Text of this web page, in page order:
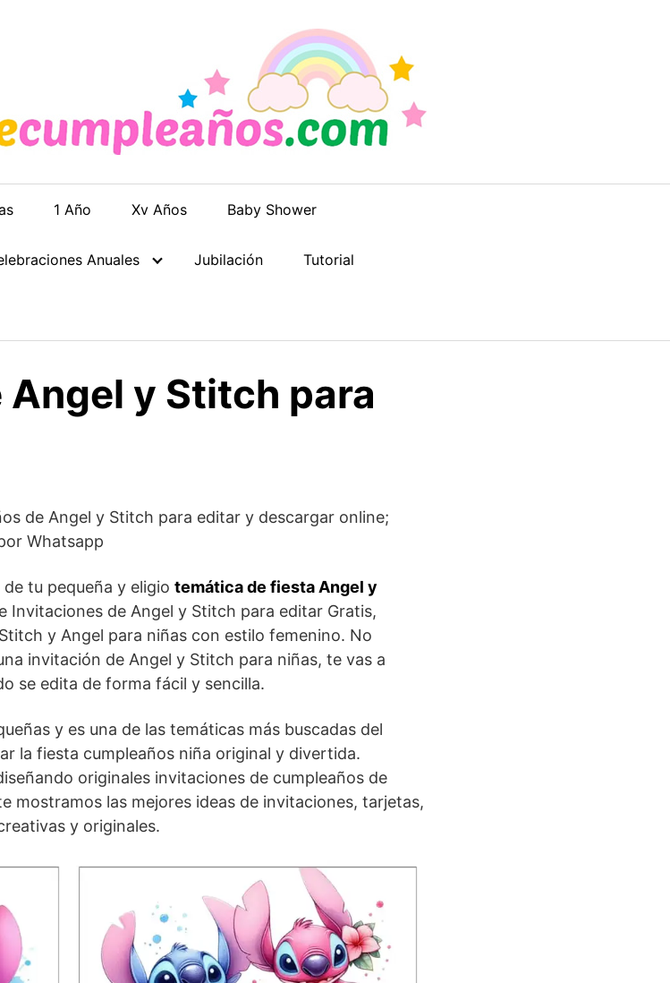
1 Año Xv Años Baby Shower
Anuales Jubilación Tutorial
y Stitch para
de Angel y Stitch para editar y descargar online;
Whatsapp
tu pequeña y eligio temática de fiesta Angel y
Invitaciones de Angel y Stitch para editar Gratis,
y Angel para niñas con estilo femenino. No
invitación de Angel y Stitch para niñas, te vas a
se edita de forma fácil y sencilla.
y es una de las temáticas más buscadas del
la fiesta cumpleaños niña original y divertida.
originales invitaciones de cumpleaños de
mostramos las mejores ideas de invitaciones, tarjetas,
y originales.